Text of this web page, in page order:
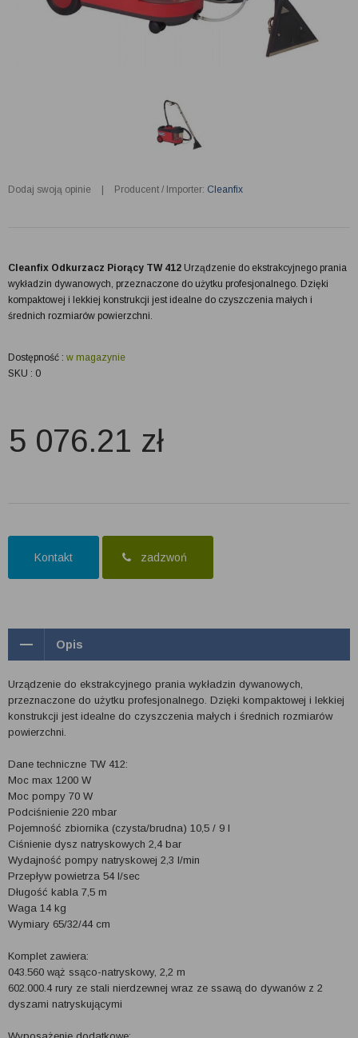
Dodaj swoją opinie Producent / Importer: Cleanfix
Cleanfix Odkurzacz Piorący TW 412 Urządzenie do ekstrakcyjnego prania
wykładzin dywanowych, przeznaczone do użytku profesjonalnego. Dzięki
kompaktowej i lekkiej konstrukcji jest idealne do czyszczenia małych i
średnich rozmiarów powierzchni.
Dostępność : w magazynie
SKU : 0
5 076.21 zł
Kontakt zadzwoń
Opis
Urządzenie do ekstrakcyjnego prania wykładzin dywanowych,
przeznaczone do użytku profesjonalnego. Dzięki kompaktowej i lekkiej
konstrukcji jest idealne do czyszczenia małych i średnich rozmiarów
powierzchni.
Dane techniczne TW 412:
Moc max 1200 W
Moc pompy 70 W
Podciśnienie 220 mbar
Pojemność zbiornika (czysta/brudna) 10,5 / 9 l
Ciśnienie dysz natryskowych 2,4 bar
Wydajność pompy natryskowej 2,3 l/min
Przepływ powietrza 54 l/sec
Długość kabla 7,5 m
Waga 14 kg
Wymiary 65/32/44 cm
Komplet zawiera:
043.560 wąż ssąco-natryskowy, 2,2 m
602.000.4 rury ze stali nierdzewnej wraz ze ssawą do dywanów z 2
dyszami natryskującymi